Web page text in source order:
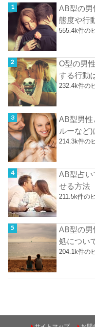
AB型の男
態度や行
555.4k件の
O型の男
する行動
232.4k件の
AB型男性
ルーなど)
214.3k件の
AB型占い
せる方法
211.5k件の
AB型の
処につい
204.1k件の